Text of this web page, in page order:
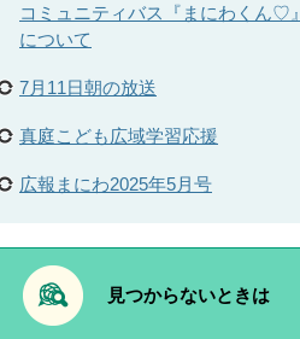
コミュニティバス『まにわくん♡』
について
7月11日朝の放送
真庭こども広域学習応援
広報まにわ2025年5月号
見つからないときは